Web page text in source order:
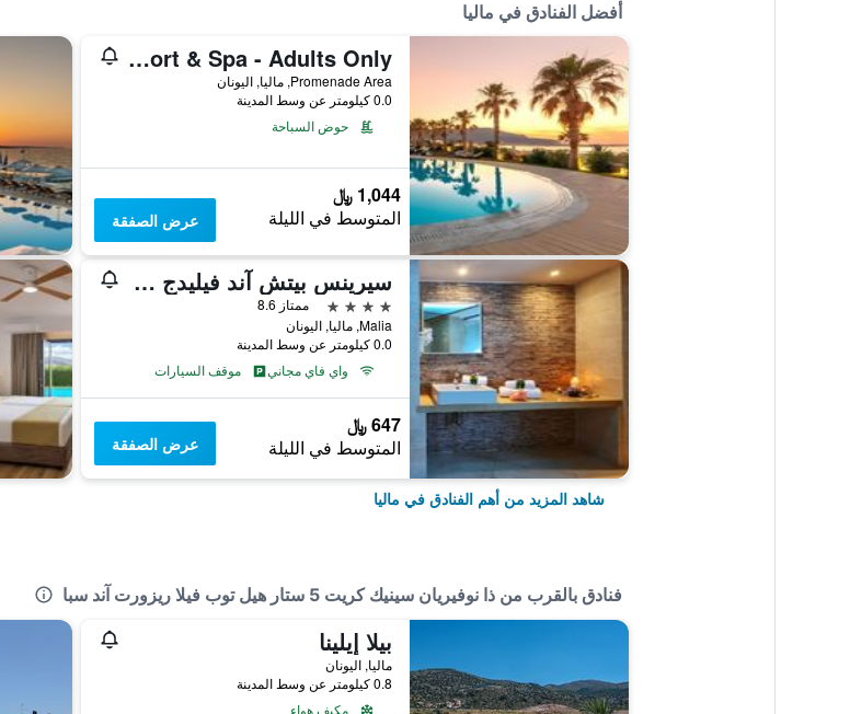
أفضل الفنادق في ماليا
Ikaros Beach, Luxury Resort & Spa - Adults Only
Promenade Area, ماليا, اليونان
0.0 كيلومتر عن وسط المدينة
حوض السباحة
1,044 ﷼
المتوسط في الليلة عرض الصفقة
سيرينس بيتش آند فيليدج - شامامل جميع الخدمات
4 نجوم
ممتاز 8.6
Malia, ماليا, اليونان
0.0 كيلومتر عن وسط المدينة
واي فاي مجاني
موقف السيارات
647 ﷼
المتوسط في الليلة عرض الصفقة
شاهد المزيد من أهم الفنادق في ماليا
فنادق بالقرب من ذا نوفيريان سينيك كريت 5 ستار هيل توب فيلا ريزورت آند سبا
بيلا إيلينا
ماليا, اليونان
0.8 كيلومتر عن وسط المدينة
مكيف هواء